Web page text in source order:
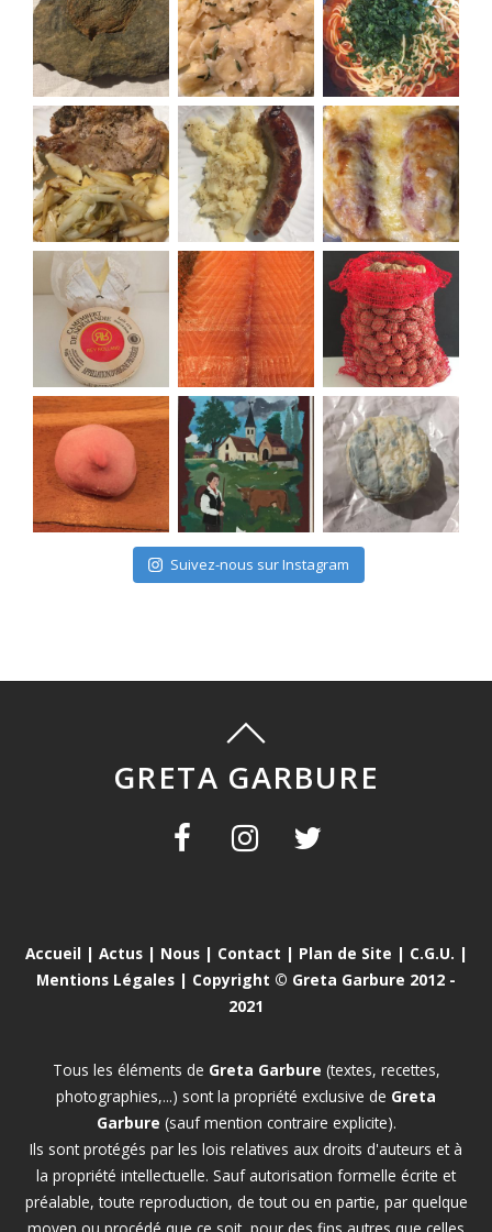
Suivez-nous sur Instagram
GRETA GARBURE
Accueil | Actus| Nous| Contact | Plan de Site | C.G.U. |
Mentions Légales | Copyright © Greta Garbure 2012 -
2021
Tous les éléments de Greta Garbure (textes, recettes,
photographies,...) sont la propriété exclusive de Greta
Garbure (sauf mention contraire explicite).
Ils sont protégés par les lois relatives aux droits d'auteurs et à
la propriété intellectuelle. Sauf autorisation formelle écrite et
préalable, toute reproduction, de tout ou en partie, par quelque